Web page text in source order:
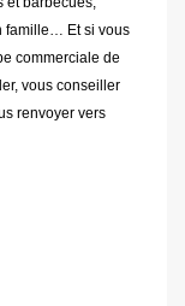
famille… Et si vous
commerciale de
vous conseiller
renvoyer vers